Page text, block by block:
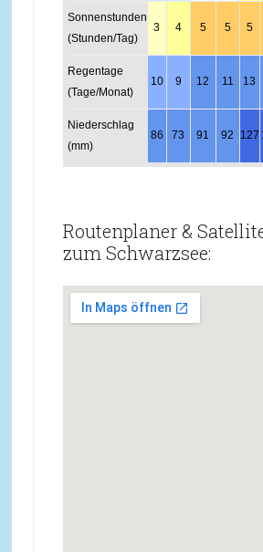
Sonnenstunden
(Stunden/Tag)
3 4 5 5 5
Regentage
(Tage/Monat)
10 9 12 11 13
Niederschlag
(mm)
86 73 91 92 127
Routenplaner &
zum Schwarzsee: